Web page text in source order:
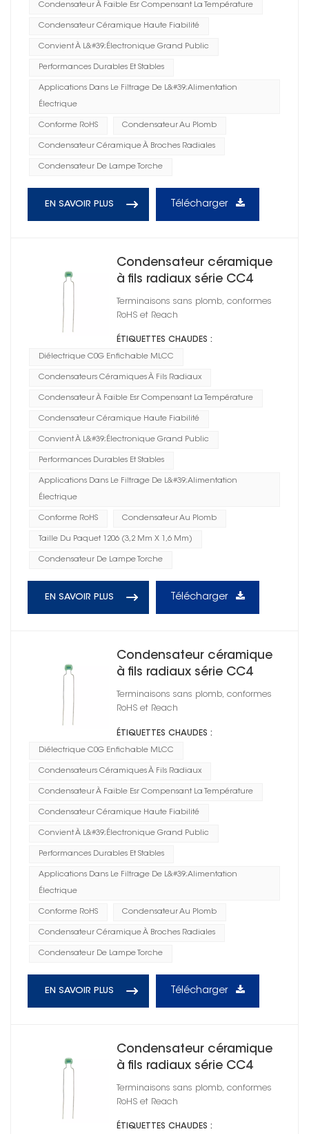
Condensateur À Faible Esr Compensant La Température
Condensateur Céramique Haute Fiabilité
Convient À L&#39;électronique Grand Public
Performances Durables Et Stables
Applications Dans Le Filtrage De L&#39;alimentation
Électrique
Conforme RoHS Condensateur Au Plomb
Condensateur Céramique À Broches Radiales
Condensateur De Lampe Torche
EN SAVOIR PLUS Télécharger
Condensateur céramique
à fils radiaux série CC4
1206
Terminaisons sans plomb, conformes
RoHS et Reach
ÉTIQUETTES CHAUDES :
Diélectrique C0G Enfichable MLCC
Condensateurs Céramiques À Fils Radiaux
Condensateur À Faible Esr Compensant La Température
Condensateur Céramique Haute Fiabilité
Convient À L&#39;électronique Grand Public
Performances Durables Et Stables
Applications Dans Le Filtrage De L&#39;alimentation
Électrique
Conforme RoHS Condensateur Au Plomb
Taille Du Paquet 1206 (3,2 Mm X 1,6 Mm)
Condensateur De Lampe Torche
EN SAVOIR PLUS Télécharger
Condensateur céramique
à fils radiaux série CC4
1210
Terminaisons sans plomb, conformes
RoHS et Reach
ÉTIQUETTES CHAUDES :
Diélectrique C0G Enfichable MLCC
Condensateurs Céramiques À Fils Radiaux
Condensateur À Faible Esr Compensant La Température
Condensateur Céramique Haute Fiabilité
Convient À L&#39;électronique Grand Public
Performances Durables Et Stables
Applications Dans Le Filtrage De L&#39;alimentation
Électrique
Conforme RoHS Condensateur Au Plomb
Condensateur Céramique À Broches Radiales
Condensateur De Lampe Torche
EN SAVOIR PLUS Télécharger
Condensateur céramique
à fils radiaux série CC4
1812
Terminaisons sans plomb, conformes
RoHS et Reach
ÉTIQUETTES CHAUDES :